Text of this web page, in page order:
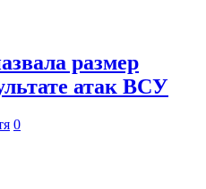
размер
атак ВСУ
0